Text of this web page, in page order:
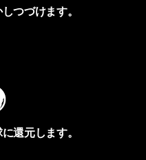
つづけます。
還元します。